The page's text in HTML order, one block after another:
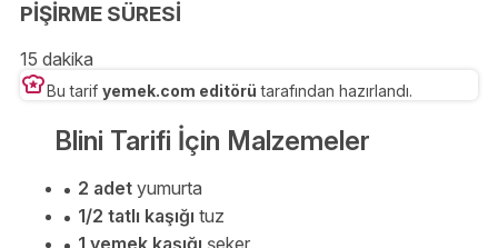
PİŞİRME SÜRESİ
15 dakika
Bu tarif yemek.com editörü tarafından hazırlandı.
Blini Tarifi İçin Malzemeler
2 adet yumurta
1/2 tatlı kaşığı tuz
1 yemek kaşığı şeker